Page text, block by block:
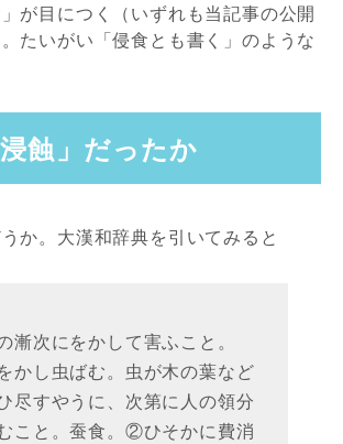
目につく（いずれも当記事の公開
たいがい「侵食とも書く」のような
蝕」だったか
か。大漢和辞典を引いてみると
次にをかして害ふこと。
し虫ばむ。虫が木の葉など
尽すやうに、次第に人の領分
こと。蚕食。②ひそかに費消